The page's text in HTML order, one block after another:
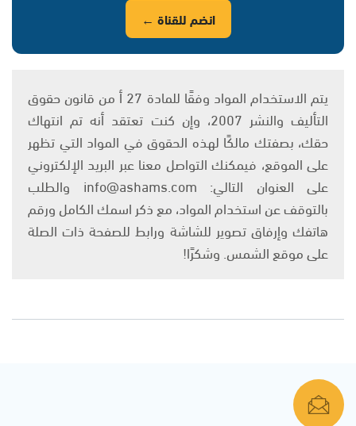
انضم للقناة ←
يتم الاستخدام المواد وفقًا للمادة 27 أ من قانون حقوق
التأليف والنشر 2007، وإن كنت تعتقد أنه تم انتهاك
حقك، بصفتك مالكًا لهذه الحقوق في المواد التي تظهر
على الموقع، فيمكنك التواصل معنا عبر البريد الإلكتروني
على العنوان التالي: info@ashams.com والطلب
بالتوقف عن استخدام المواد، مع ذكر اسمك الكامل ورقم
هاتفك وإرفاق تصوير للشاشة ورابط للصفحة ذات الصلة
على موقع الشمس. وشكرًا!